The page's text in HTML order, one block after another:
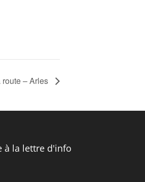
– Arles
à la lettre d'info